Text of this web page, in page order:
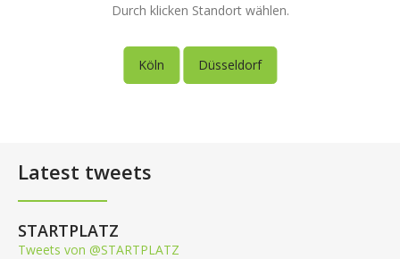
Durch klicken Standort wählen.
Köln Düsseldorf
Latest tweets
STARTPLATZ
Tweets von @STARTPLATZ